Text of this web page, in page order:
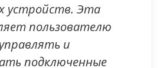
устройств. Эта
пользователю
и
подключенные